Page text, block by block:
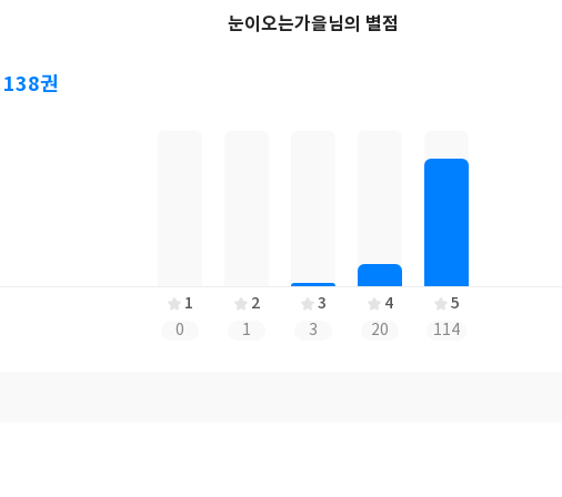
눈이오는가을님의 별점
138권
1
0
2
1
3
3
4
20
5
114